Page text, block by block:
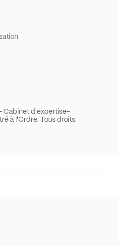
Cabinet d'expertise-
à l'Ordre. Tous droits